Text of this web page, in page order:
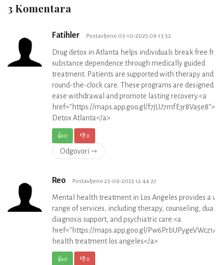
3 Komentara
Fatihler Postavljeno 03-10-2025 09:13:52
Drug detox in Atlanta helps individuals break free
substance dependence through medically guided
treatment. Patients are supported with therapy and
round-the-clock care. These programs are designed to
ease withdrawal and promote lasting recovery.<a
href="https://maps.app.goo.gl/
Detox Atlanta</a>
👍0 👎0
Odgovori ⇾
Reo Postavljeno 23-09-2025 12:44:27
Mental health treatment in Los Angeles provides a
range of services, including therapy, counseling, dual
diagnosis support, and psychiatric care.<a
href="https://maps.app.goo.gl/
health treatment los angeles</a>
👍0 👎0